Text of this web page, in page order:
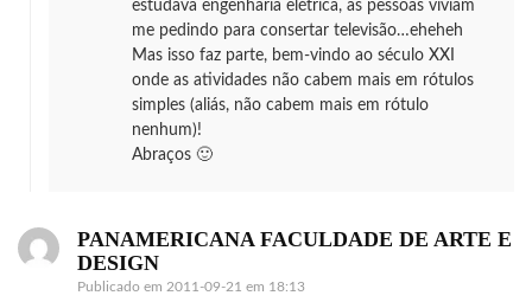
estudava engenharia elétrica, as pessoas viviam
me pedindo para consertar televisão…eheheh
Mas isso faz parte, bem-vindo ao século XXI
onde as atividades não cabem mais em rótulos
simples (aliás, não cabem mais em rótulo
nenhum)!
Abraços 🙂
PANAMERICANA FACULDADE DE ARTE E
DESIGN
Publicado em 2011-09-21 em 18:13